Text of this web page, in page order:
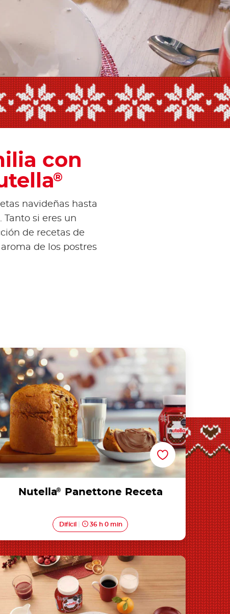
con
®
navideñas hasta
. Tanto si eres un
de recetas de
de los postres
Nutella® Panettone Receta
Nutella® Panettone Receta
Difícil 36 h 0 min
Bizcocho de Naranja Sin Gluten de Nutella®